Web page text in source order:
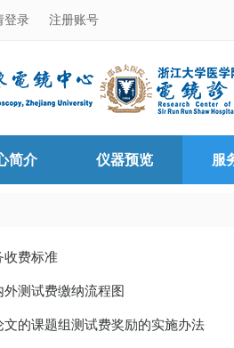
登录 注册账号
简介 仪器预览 服
收费标准
测试费缴纳流程图
的课题组测试费奖励的实施办法